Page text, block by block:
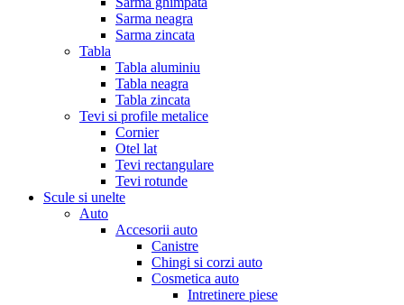
Sarma neagra
Sarma zincata
Tabla
Tabla aluminiu
Tabla neagra
Tabla zincata
Tevi si profile metalice
Cornier
Otel lat
Tevi rectangulare
Tevi rotunde
Scule si unelte
Auto
Accesorii auto
Canistre
Chingi si corzi auto
Cosmetica auto
Intretinere piese